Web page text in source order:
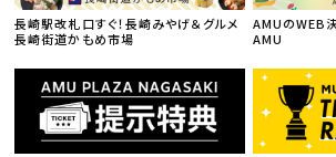
長崎駅改札口すぐ！長崎みやげ＆グルメ
長崎街道かもめ市場
AMUのWEB
AMU